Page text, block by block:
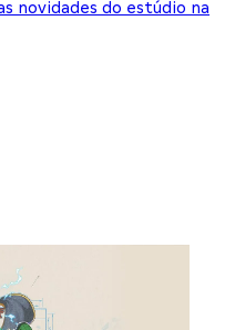
novidades do estúdio na